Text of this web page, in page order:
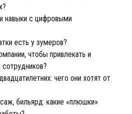
навыки с цифровыми
есть у зумеров?
чтобы привлекать и
чего они хотят от
бильярд: какие «плюшки»